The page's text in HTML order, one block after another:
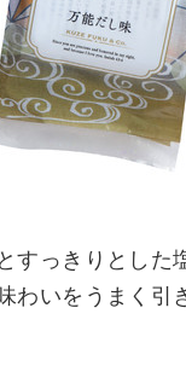
すっきりとした
わいをうまく引